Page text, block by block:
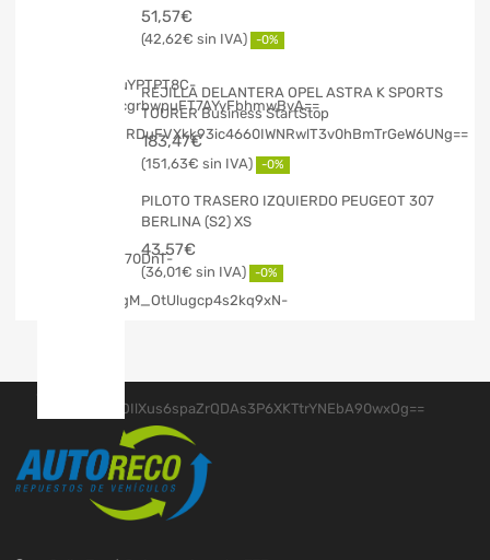
51,57€
42,62€ -0%
REJILLA DELANTERA OPEL ASTRA K SPORTS
TOURER Business StartStop
183,47€
151,63€ -0%
PILOTO TRASERO IZQUIERDO PEUGEOT 307
BERLINA (S2) XS
43,57€
36,01€ -0%